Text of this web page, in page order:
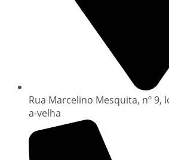
Rua Marcelino Mesquita, nº 9,
a-velha